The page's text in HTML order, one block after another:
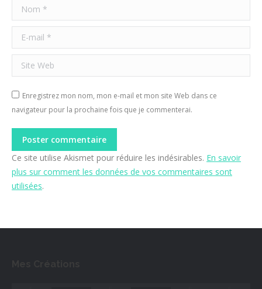
Nom *
E-mail *
Site Web
Enregistrez mon nom, mon e-mail et mon site Web dans ce
navigateur pour la prochaine fois que je commenterai.
Poster commentaire
Ce site utilise Akismet pour réduire les indésirables. En savoir
plus sur comment les données de vos commentaires sont
utilisées.